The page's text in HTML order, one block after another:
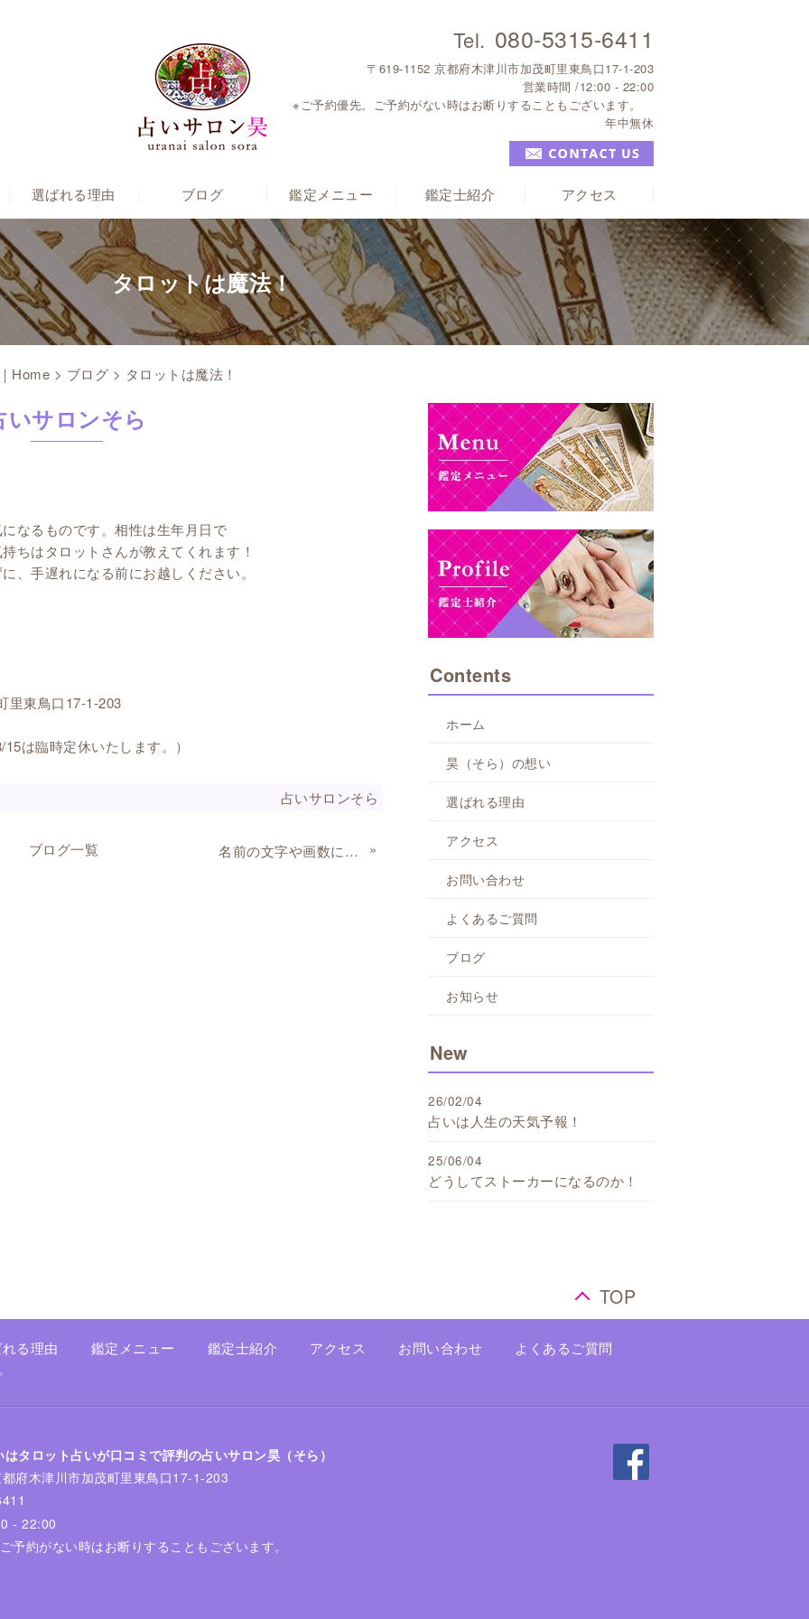
080-5315-6411
〒619-1152 京都府木津川市加茂町里東鳥口17-1-203
営業時間 /12:00 - 22:00
※ご予約優先。ご予約がない時はお断りすることもございます。
年中無休
選ばれる理由 ブログ 鑑定メニュー 鑑定士紹介 アクセス
タロットは魔法！
Home > ブログ > タロットは魔法！
いサロンそら
なるものです。相性は生年月日で
ちはタロットさんが教えてくれます！
、手遅れになる前にお越しください。
里東鳥口17-1-203
は臨時定休いたします。）
占いサロンそら
ブログ一覧 名前の文字や画数には霊力が宿る！ »
Contents
ホーム
昊（そら）の想い
選ばれる理由
アクセス
お問い合わせ
よくあるご質問
ブログ
お知らせ
New
26/02/04
占いは人生の天気予報！
25/06/04
どうしてストーカーになるのか！
TOP
る理由 鑑定メニュー 鑑定士紹介 アクセス お問い合わせ
よくあるご質問
タロット占いが口コミで評判の占いサロン昊（そら）
府木津川市加茂町里東鳥口17-1-203
- 22:00
予約がない時はお断りすることもございます。